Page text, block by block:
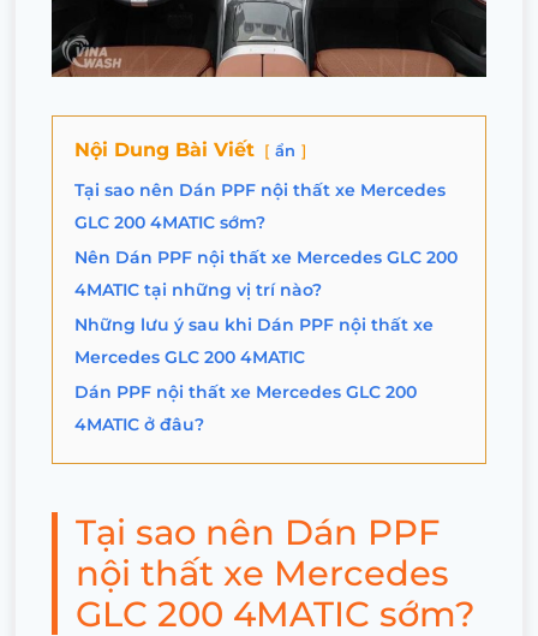
Nội Dung Bài Viết ẩn
Tại sao nên Dán PPF nội thất xe Mercedes
GLC 200 4MATIC sớm?
Nên Dán PPF nội thất xe Mercedes GLC 200
4MATIC tại những vị trí nào?
Những lưu ý sau khi Dán PPF nội thất xe
Mercedes GLC 200 4MATIC
Dán PPF nội thất xe Mercedes GLC 200
4MATIC ở đâu?
Tại sao nên Dán PPF
nội thất xe Mercedes
GLC 200 4MATIC sớm?